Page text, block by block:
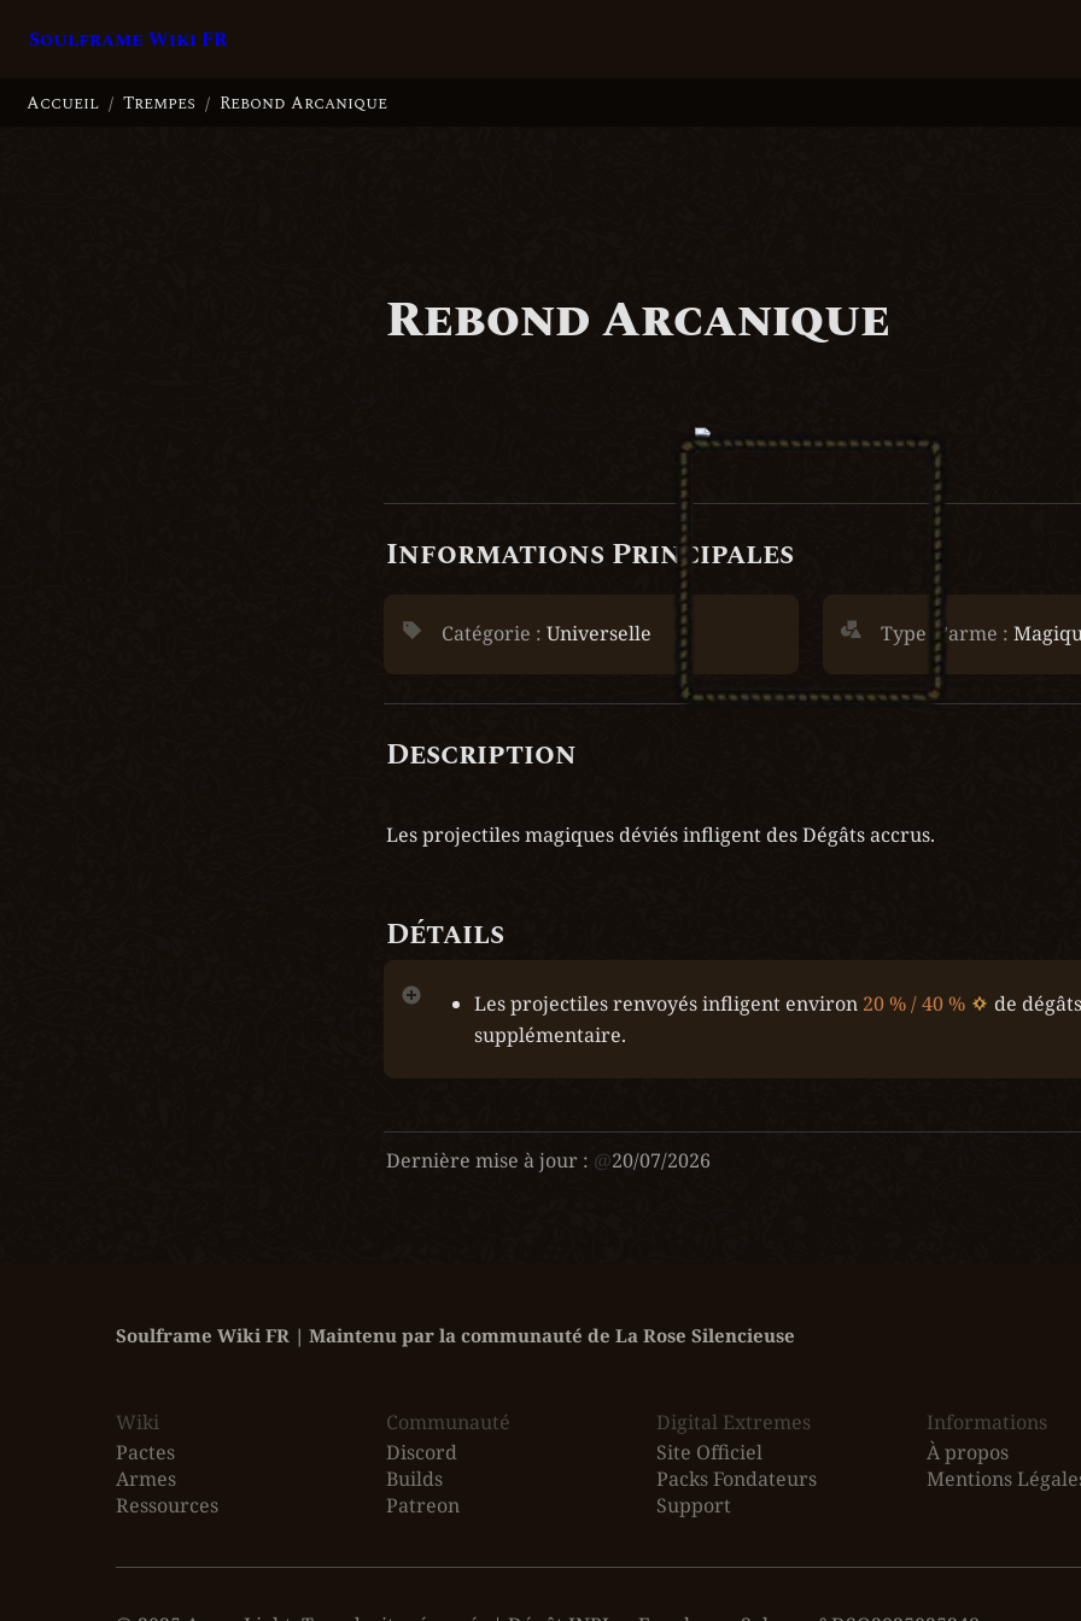
Soulframe Wiki FR
Accueil / Trempes / Rebond Arcanique
Rebond Arcanique
Informations Principales
Catégorie : Universelle Type d’arme :
Description
Les projectiles magiques déviés infligent des Dégâts accrus.
Détails
Les projectiles renvoyés infligent environ 20 % / 40 %
de
supplémentaire.
Dernière mise à jour : @20/07/2026
Soulframe Wiki FR | Maintenu par la communauté de La Rose Silencieuse
Wiki
Pactes
Armes
Ressources
‎Communauté
Discord
Builds
Patreon
Digital Extremes
Site Officiel
Packs Fondateurs
Support
Informations
À propos
Mentions